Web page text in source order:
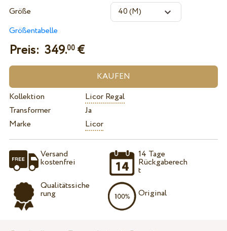
Größe
Größentabelle
Preis: 349.00€
Kollektion
Licor Regal
Transformer
Ja
Marke
Licor
Versand
kostenfrei
Qualitätssiche
rung
14 Tage
Rückgaberech
t
Original